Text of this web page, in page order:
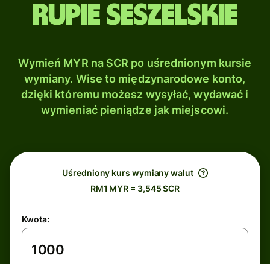
Rupie seszelskie
Wymień MYR na SCR po uśrednionym kursie
wymiany. Wise to międzynarodowe konto,
dzięki któremu możesz wysyłać, wydawać i
wymieniać pieniądze jak miejscowi.
Uśredniony kurs wymiany walut
RM1 MYR = 3,545 SCR
Kwota: